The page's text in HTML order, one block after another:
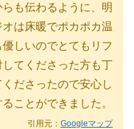
も伝わるように、明
は床暖でポカポカ温
しいのでとてもリフ
てくださった方も丁
ださったので安心し
ことができました。
引用元： Googleマップ